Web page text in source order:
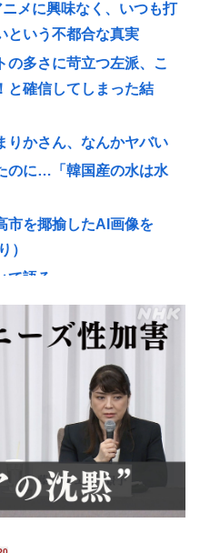
メに興味なく、いつも打
という不都合な真実
の多さに苛立つ左派、こ
と確信してしまった結
りかさん、なんかヤバい
のに…「韓国産の水は水
市を揶揄したAI画像を
）
て語る
藤の事件に長文で私見 性
材経験踏まえ
欲求が満たされた」ジャ
・キャンセルしたか、32
売禁止法案を可決www
土足取材にマジギレ
満でてる！」 → 記者「例
越して呆れてしまう